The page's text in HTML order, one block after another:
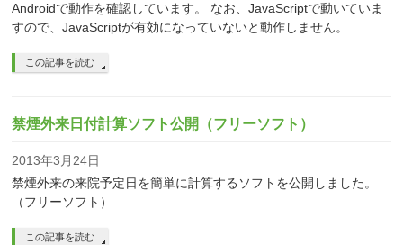
Androidで動作を確認しています。 なお、JavaScriptで動いていま
すので、JavaScriptが有効になっていないと動作しません。
この記事を読む
禁煙外来日付計算ソフト公開（フリーソフト）
2013年3月24日
禁煙外来の来院予定日を簡単に計算するソフトを公開しました。
（フリーソフト）
この記事を読む